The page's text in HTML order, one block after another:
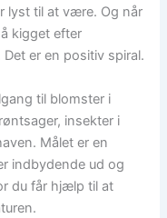
lyst til at være. Og når
kigget efter
er en positiv spiral.
til blomster i
insekter i
Målet er en
indbydende ud og
du får hjælp til at